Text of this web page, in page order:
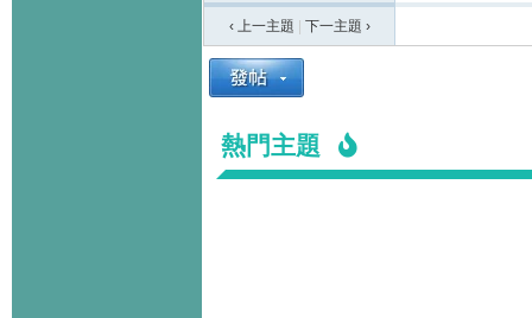
‹ 上一主題 下一主題 ›
熱門主題